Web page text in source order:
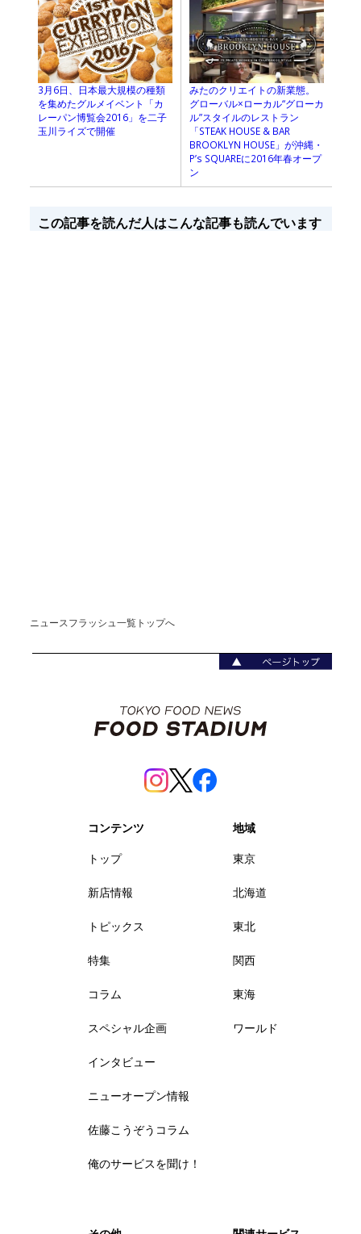
3月6日、日本最大規模の種類
を集めたグルメイベント「カ
レーパン博覧会2016」を二子
玉川ライズで開催
みたのクリエイトの新業態。
グローバル×ローカル“グローカ
ル”スタイルのレストラン
「STEAK HOUSE & BAR
BROOKLYN HOUSE」が沖縄・
P’s SQUAREに2016年春オープ
ン
この記事を読んだ人はこんな記事も読んでいます
ニュースフラッシュ一覧トップへ
コンテンツ
トップ
新店情報
トピックス
特集
コラム
スペシャル企画
インタビュー
ニューオープン情報
佐藤こうぞうコラム
俺のサービスを聞け！
地域
東京
北海道
東北
関西
東海
ワールド